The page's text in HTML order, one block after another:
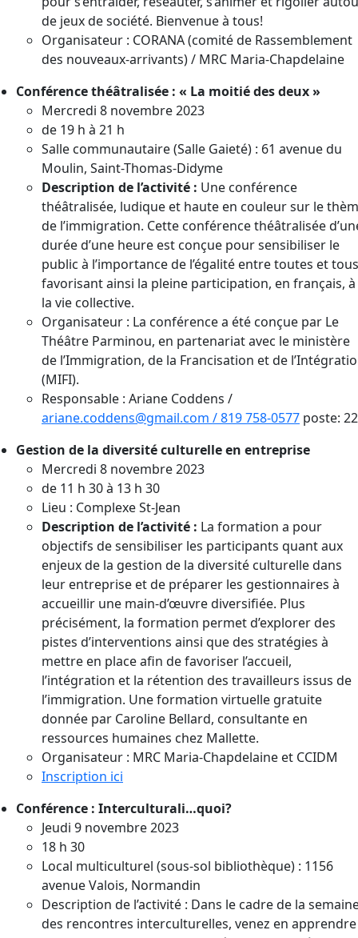
de jeux de société. Bienvenue à tous!
Organisateur : CORANA (comité de Rassemblement
des nouveaux-arrivants) / MRC Maria-Chapdelaine
Conférence théâtralisée : « La moitié des deux »
Mercredi 8 novembre 2023
de 19 h à 21 h
Salle communautaire (Salle Gaieté) : 61 avenue du
Moulin, Saint-Thomas-Didyme
Description de l’activité : Une conférence
théâtralisée, ludique et haute en couleur sur le
de l’immigration. Cette conférence théâtralisée
durée d’une heure est conçue pour sensibiliser le
public à l’importance de l’égalité entre toutes et
favorisant ainsi la pleine participation, en français, à
la vie collective.
Organisateur : La conférence a été conçue par Le
Théâtre Parminou, en partenariat avec le ministère
de l’Immigration, de la Francisation et de
(MIFI).
Responsable : Ariane Coddens /
ariane.coddens@gmail.com /819 758-0577 poste:
Gestion de la diversité culturelle en entreprise
Mercredi 8 novembre 2023
de 11 h 30 à 13 h 30
Lieu : Complexe St-Jean
Description de l’activité : La formation a pour
objectifs de sensibiliser les participants quant aux
enjeux de la gestion de la diversité culturelle dans
leur entreprise et de préparer les gestionnaires à
accueillir une main-d’œuvre diversifiée. Plus
précisément, la formation permet d’explorer des
pistes d’interventions ainsi que des stratégies à
mettre en place afin de favoriser l’accueil,
l’intégration et la rétention des travailleurs issus de
l’immigration. Une formation virtuelle gratuite
donnée par Caroline Bellard, consultante en
ressources humaines chez Mallette.
Organisateur : MRC Maria-Chapdelaine et CCIDM
Inscription ici
Conférence : Interculturali…quoi?
Jeudi 9 novembre 2023
18 h 30
Local multiculturel (sous-sol bibliothèque) : 1156
avenue Valois, Normandin
Description de l’activité : Dans le cadre de la
des rencontres interculturelles, venez en apprendre